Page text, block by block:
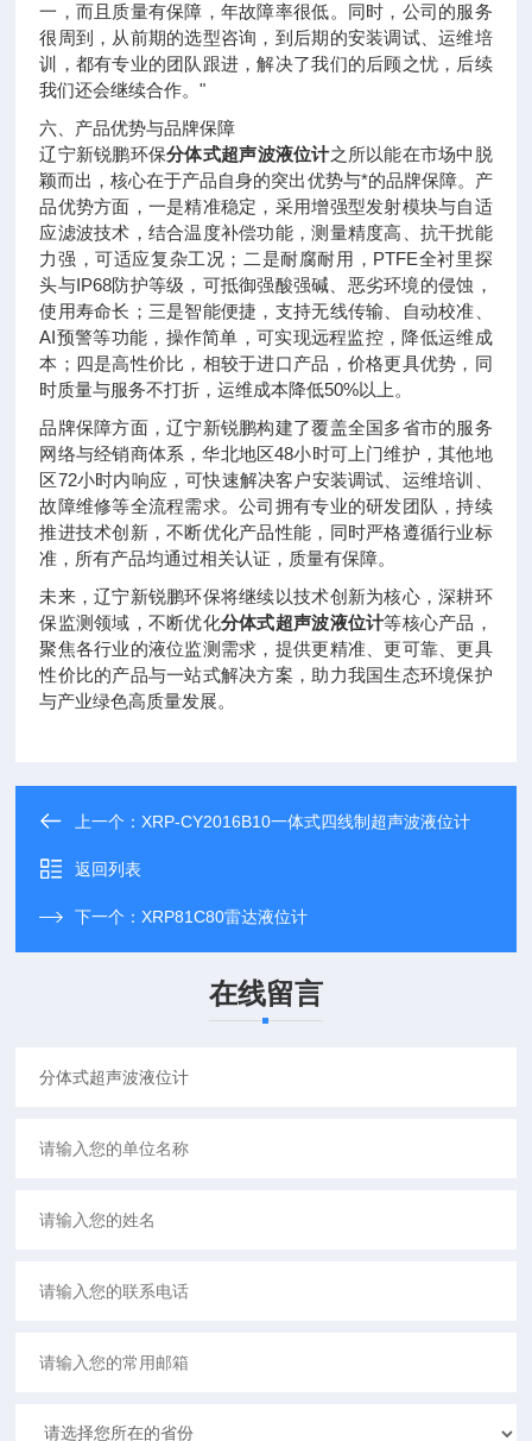
一，而且质量有保障，年故障率很低。同时，公司的服务
很周到，从前期的选型咨询，到后期的安装调试、运维培
训，都有专业的团队跟进，解决了我们的后顾之忧，后续
我们还会继续合作。"
六、产品优势与品牌保障
辽宁新锐鹏环保分体式超声波液位计之所以能在市场中脱
颖而出，核心在于产品自身的突出优势与*的品牌保障。产
品优势方面，一是精准稳定，采用增强型发射模块与自适
应滤波技术，结合温度补偿功能，测量精度高、抗干扰能
力强，可适应复杂工况；二是耐腐耐用，PTFE全衬里探
头与IP68防护等级，可抵御强酸强碱、恶劣环境的侵蚀，
使用寿命长；三是智能便捷，支持无线传输、自动校准、
AI预警等功能，操作简单，可实现远程监控，降低运维成
本；四是高性价比，相较于进口产品，价格更具优势，同
时质量与服务不打折，运维成本降低50%以上。
品牌保障方面，辽宁新锐鹏构建了覆盖全国多省市的服务
网络与经销商体系，华北地区48小时可上门维护，其他地
区72小时内响应，可快速解决客户安装调试、运维培训、
故障维修等全流程需求。公司拥有专业的研发团队，持续
推进技术创新，不断优化产品性能，同时严格遵循行业标
准，所有产品均通过相关认证，质量有保障。
未来，辽宁新锐鹏环保将继续以技术创新为核心，深耕环
保监测领域，不断优化分体式超声波液位计等核心产品，
聚焦各行业的液位监测需求，提供更精准、更可靠、更具
性价比的产品与一站式解决方案，助力我国生态环境保护
与产业绿色高质量发展。
上一个：XRP-CY2016B10一体式四线制超声波液位计
返回列表
下一个：XRP81C80雷达液位计
在线留言